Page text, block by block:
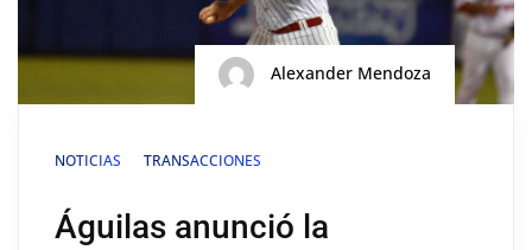
Alexander Mendoza
NOTICIAS TRANSACCIONES
Águilas anunció la